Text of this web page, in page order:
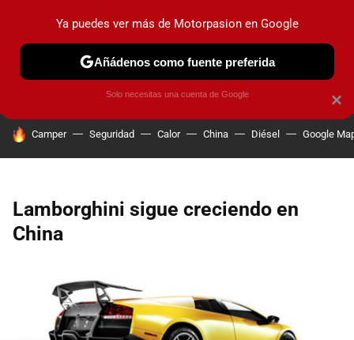
PRUEBAS COCHES ELÉCTRICOS OBSERVATORIO
HOY SE HABLA DE
Camper Seguridad Calor China Diésel Google
Lamborghini sigue creciendo en
China
×
Ya puedes ver más de Motorpasion en Google
Añádenos como fuente preferida
Solo necesitas una cuenta de Google